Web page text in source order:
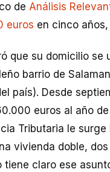
de Análisis
euros en cinco
que su domicilio se
barrio de
país). Desde
euros al año
Tributaria le
vivienda doble,
tiene claro ese